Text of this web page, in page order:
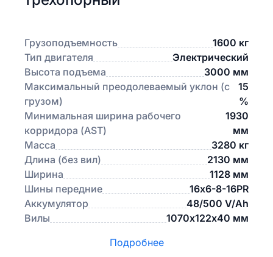
Грузоподъемность
1600 кг
Тип двигателя
Электрический
Высота подъема
3000 мм
Максимальный преодолеваемый уклон (с
грузом)
15
%
Минимальная ширина рабочего
корридора (AST)
1930
мм
Масса
3280 кг
Длина (без вил)
2130 мм
Ширина
1128 мм
Шины передние
16х6-8-16PR
Аккумулятор
48/500 V/Ah
Вилы
1070х122х40 мм
Подробнее